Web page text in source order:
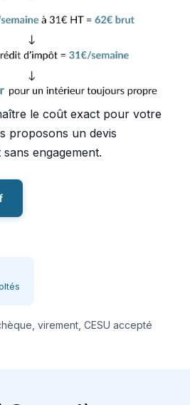
le coût exact pour votre
proposons un devis
engagement.
virement, CESU accepté